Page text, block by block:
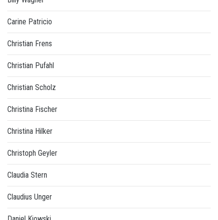
Carine Patricio
Christian Frens
Christian Pufahl
Christian Scholz
Christina Fischer
Christina Hilker
Christoph Geyler
Claudia Stern
Claudius Unger